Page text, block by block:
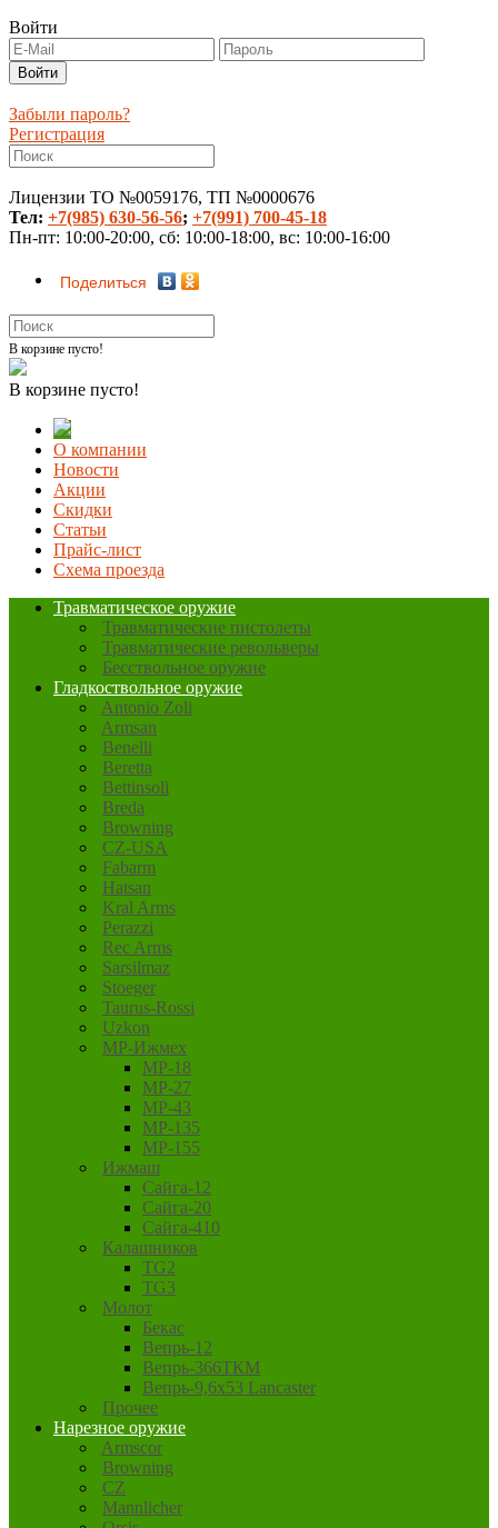
Войти
Забыли пароль?
Регистрация
Лицензии ТО №0059176, ТП №0000676
Тел: +7(985) 630-56-56; +7(991) 700-45-18
Пн-пт: 10:00-20:00, сб: 10:00-18:00, вс: 10:00-16:00
Поделиться
В корзине пусто!
В корзине пусто!
О компании
Новости
Акции
Скидки
Статьи
Прайс-лист
Схема проезда
Травматическое оружие
Травматические пистолеты
Травматические револьверы
Бесствольное оружие
Гладкоствольное оружие
Antonio Zoli
Armsan
Benelli
Beretta
Bettinsoli
Breda
Browning
CZ-USA
Fabarm
Hatsan
Kral Arms
Perazzi
Rec Arms
Sarsilmaz
Stoeger
Taurus-Rossi
Uzkon
MP-Ижмех
MP-18
MP-27
MP-43
MP-135
MP-155
Ижмаш
Сайга-12
Сайга-20
Сайга-410
Калашников
TG2
TG3
Молот
Бекас
Вепрь-12
Вепрь-366ТКМ
Вепрь-9,6х53 Lancaster
Прочее
Нарезное оружие
Armscor
Browning
CZ
Mannlicher